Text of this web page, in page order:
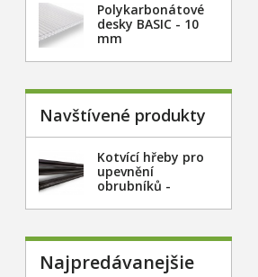
Polykarbonátové
desky BASIC - 10
mm
Navštívené produkty
Kotvící hřeby pro
upevnění
obrubníků -
Najpredávanejšie